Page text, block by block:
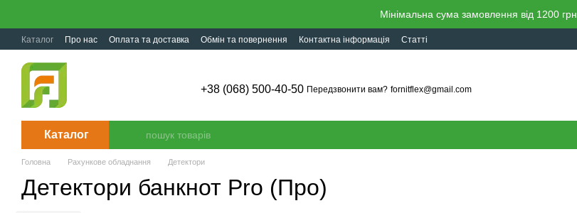
Мінімальна сума замовлення від 1200 грн
Каталог Про нас Оплата та доставка Обмін та повернення Контактна інформація Статті
+38 (068) 500-40-50 Передзвонити вам? fornitflex@gmail.com
Каталог
Головна Рахункове обладнання Детектори
Детектори банкнот Pro (Про)